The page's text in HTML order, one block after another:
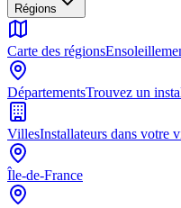
Régions
Carte des régions
DépartementsTrouvez un
VillesInstallateurs dans votre
Île-de-France